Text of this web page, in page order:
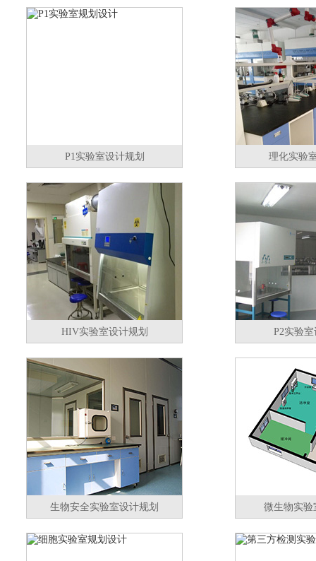
P1实验室设计规划 理化实验
HIV实验室设计规划 P2实验
生物安全实验室设计规划 微生物实验